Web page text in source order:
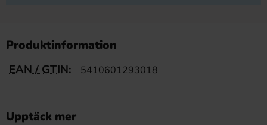
Produktinformation
EAN / GTIN:
5410601293018
Upptäck mer